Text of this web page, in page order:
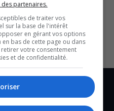
PROTÉGER NOTRE
ÉCONOMIE
des partenaires.
de traiter vos
sur la base de l'intérêt
en gérant vos options
en bas de cette page ou dans
votre consentement
et de confidentialité.